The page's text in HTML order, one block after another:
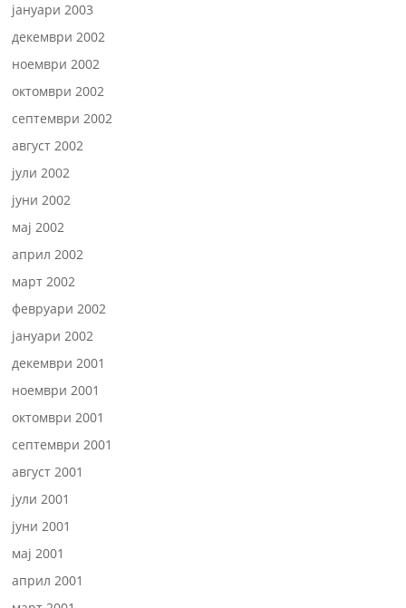
јануари 2003
декември 2002
ноември 2002
октомври 2002
септември 2002
август 2002
јули 2002
јуни 2002
мај 2002
април 2002
март 2002
февруари 2002
јануари 2002
декември 2001
ноември 2001
октомври 2001
септември 2001
август 2001
јули 2001
јуни 2001
мај 2001
април 2001